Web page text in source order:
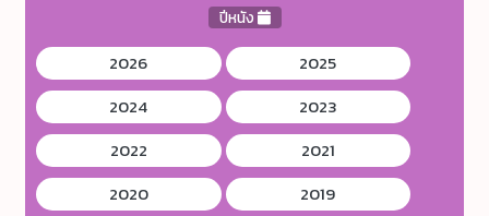
ปีหนัง
2026
2025
2024
2023
2022
2021
2020
2019